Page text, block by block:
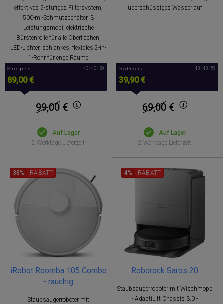
effektives 5-stufiges Filtersystem,
500-ml-Schmutzbehälter, 3
Leistungsmodi, elektrische
Bürstenrolle für alle Oberflächen,
LED-Lichter, schlankes, flexibles 2-in-
1-Rohr für enge Räume
Sonderpreis
89,00 €
43 : 43 : 58
99,00€
Auf Lager
2 Werktage Lieferzeit
überschüssiges Wasser auf
Sonderpreis
39,90 €
43 : 43 : 58
69,00€
Auf Lager
2 Werktage Lieferzeit
iRobot Roomba 105 Combo
- rauchig
Staubsaugerroboter mit
38% RABATT
Roborock Saros 20
Staubsaugerroboter mit Wischmopp
- AdaptiLift Chassis 3.0 -
4% RABATT